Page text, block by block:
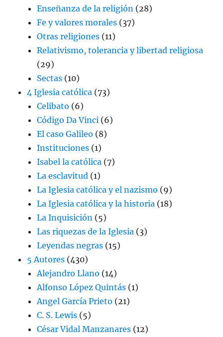
Enseñanza de la religión (28)
Fe y valores morales (37)
Otras religiones (11)
Relativismo, tolerancia y libertad religiosa
(29)
Sectas (10)
4 Iglesia católica (73)
Celibato (6)
Código Da Vinci (6)
El caso Galileo (8)
Instituciones (1)
Isabel la católica (7)
La esclavitud (1)
La Iglesia católica y el nazismo (9)
La Iglesia católica y la historia (18)
La Inquisición (5)
Las riquezas de la Iglesia (3)
Leyendas negras (15)
5 Autores (430)
Alejandro Llano (14)
Alfonso López Quintás (1)
Angel García Prieto (21)
C. S. Lewis (5)
César Vidal Manzanares (12)